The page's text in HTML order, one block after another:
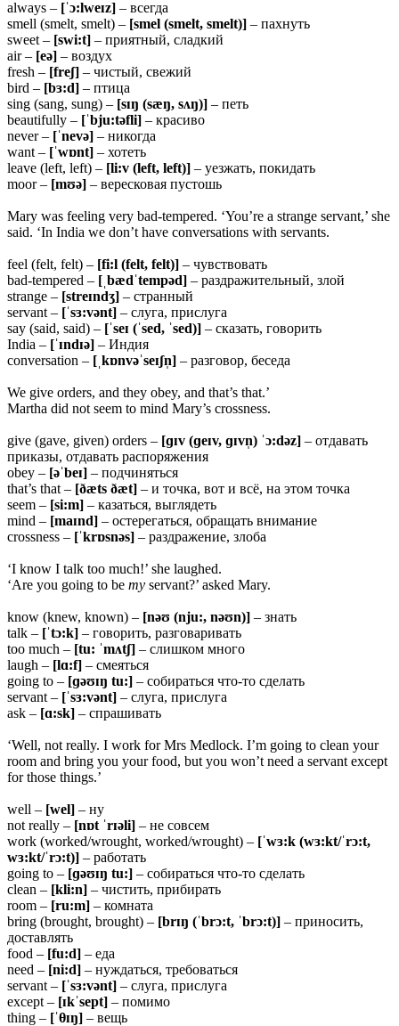
always – [ˈɔ:lweɪz] – всегда
smell (smelt, smelt) – [smel (smelt, smelt)] – пахнуть
sweet – [swi:t] – приятный, сладкий
air – [eə] – воздух
fresh – [freʃ] – чистый, свежий
bird – [bɜ:d] – птица
sing (sang, sung) – [sɪŋ (sæŋ, sʌŋ)] – петь
beautifully – [ˈbju:təfli] – красиво
never – [ˈnevə] – никогда
want – [ˈwɒnt] – хотеть
leave (left, left) – [li:v (left, left)] – уезжать, покидать
moor – [mʊə] – вересковая пустошь
Mary was feeling very bad-tempered. ‘You’re a strange servant,’ she
said. ‘In India we don’t have conversations with servants.
feel (felt, felt) – [fi:l (felt, felt)] – чувствовать
bad-tempered – [ˌbædˈtempəd] – раздражительный, злой
strange – [streɪndʒ] – странный
servant – [ˈsɜ:vənt] – слуга, прислуга
say (said, said) – [ˈseɪ (ˈsed, ˈsed)] – сказать, говорить
India – [ˈɪndɪə] – Индия
conversation – [ˌkɒnvəˈseɪʃn̩] – разговор, беседа
We give orders, and they obey, and that’s that.’
Martha did not seem to mind Mary’s crossness.
give (gave, given) orders – [ɡɪv (ɡeɪv, ɡɪvn̩) ˈɔ:dəz] – отдавать
приказы, отдавать распоряжения
obey – [əˈbeɪ] – подчиняться
that’s that – [ðæts ðæt] – и точка, вот и всё, на этом точка
seem – [si:m] – казаться, выглядеть
mind – [maɪnd] – остерегаться, обращать внимание
crossness – [ˈkrɒsnəs] – раздражение, злоба
‘I know I talk too much!’ she laughed.
‘Are you going to be my servant?’ asked Mary.
know (knew, known) – [nəʊ (nju:, nəʊn)] – знать
talk – [ˈtɔ:k] – говорить, разговаривать
too much – [tu: ˈmʌtʃ] – слишком много
laugh – [lɑ:f] – смеяться
going to – [ɡəʊɪŋ tu:] – собираться что-то сделать
servant – [ˈsɜ:vənt] – слуга, прислуга
ask – [ɑ:sk] – спрашивать
‘Well, not really. I work for Mrs Medlock. I’m going to clean your
room and bring you your food, but you won’t need a servant except
for those things.’
well – [wel] – ну
not really – [nɒt ˈrɪəli] – не совсем
work (worked/wrought, worked/wrought) – [ˈwɜ:k (wɜ:kt/ˈrɔ:t,
wɜ:kt/ˈrɔ:t)] – работать
going to – [ɡəʊɪŋ tu:] – собираться что-то сделать
clean – [kli:n] – чистить, прибирать
room – [ru:m] – комната
bring (brought, brought) – [brɪŋ (ˈbrɔ:t, ˈbrɔ:t)] – приносить,
доставлять
food – [fu:d] – еда
need – [ni:d] – нуждаться, требоваться
servant – [ˈsɜ:vənt] – слуга, прислуга
except – [ɪkˈsept] – помимо
thing – [ˈθɪŋ] – вещь